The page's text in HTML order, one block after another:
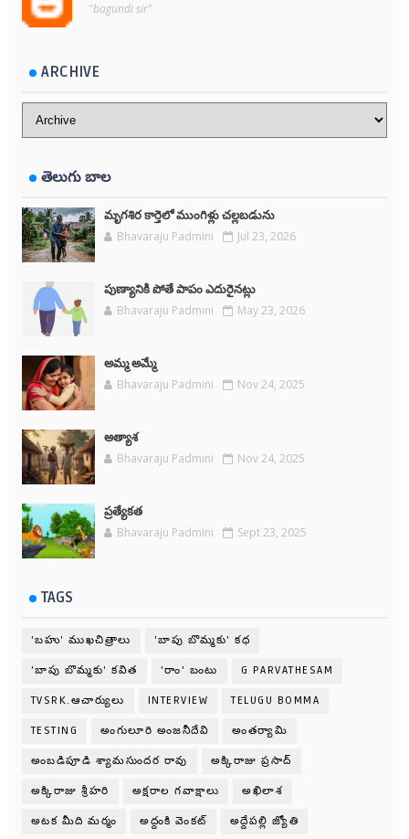
"bagundi sir"
ARCHIVE
తెలుగు బాల
మృగశిర కార్తెలో ముంగిళ్లు చల్లబడును
Bhavaraju Padmini Jul 23, 2026
పుణ్యానికి పోతే పాపం ఎదురైనట్లు
Bhavaraju Padmini May 23, 2026
అమ్మ అమ్మే
Bhavaraju Padmini Nov 24, 2025
అత్యాశ
Bhavaraju Padmini Nov 24, 2025
ప్రత్యేకత
Bhavaraju Padmini Sept 23, 2025
TAGS
'బహు' ముఖచిత్రాలు 'బాపు బొమ్మకు' కధ
'బాపు బొమ్మకు' కవిత 'రాం' బంటు G PARVATHESAM
TVSRK.ఆచార్యులు INTERVIEW TELUGU BOMMA
TESTING అంగులూరి అంజనీదేవి అంతర్యామి
అంబడిపూడి శ్యామసుందర రావు అక్కిరాజు ప్రసాద్
అక్కిరాజు శ్రీహరి అక్షరాల గవాక్షాలు అఖిలాశ
అటక మీది మర్మం అద్దంకి వెంకట్ అద్దేపల్లి జ్యోతి